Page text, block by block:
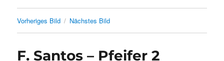
Vorheriges Bild Nächstes Bild
F. Santos – Pfeifer 2